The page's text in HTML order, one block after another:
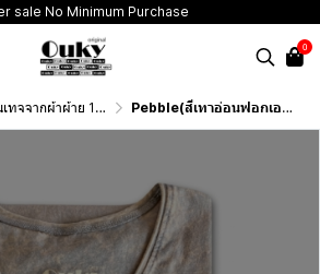
sale No Minimum Purchase
0
รุ่นดั้งเดิม (T-Shirt Originai Vintage Washed Cotton 100%) Pebble(สีเทาอ่อนฟอกเอซิด) ผลิตจากผ้าฝ้าย 100% ให้ความรู้สึกนุ่มฟู เบาสบาย